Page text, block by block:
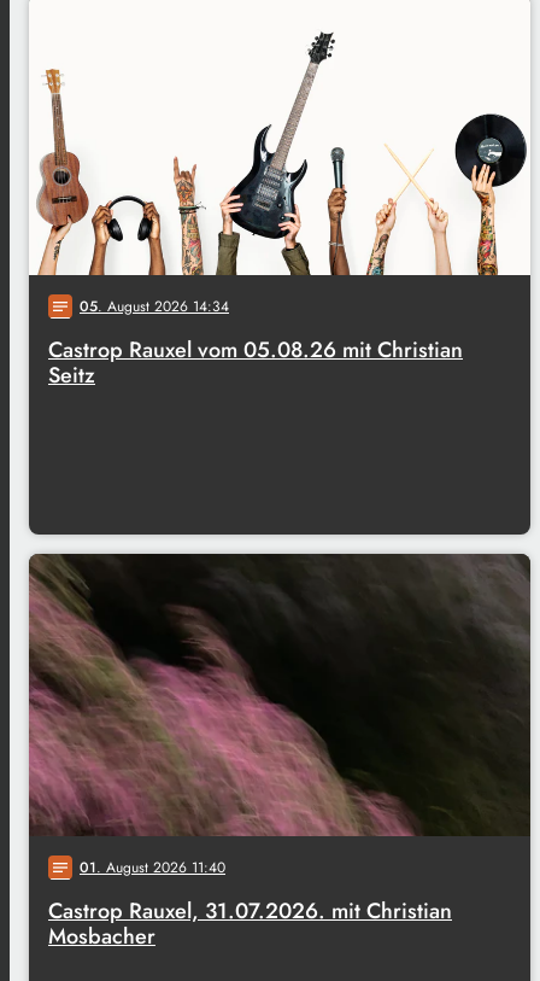
notes 05. August 2026 14:34
Castrop Rauxel vom 05.08.26 mit Christian
Seitz
notes 01. August 2026 11:40
Castrop Rauxel, 31.07.2026. mit Christian
Mosbacher